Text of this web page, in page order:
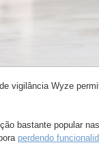
vigilância Wyze
bastante popular
perdendo